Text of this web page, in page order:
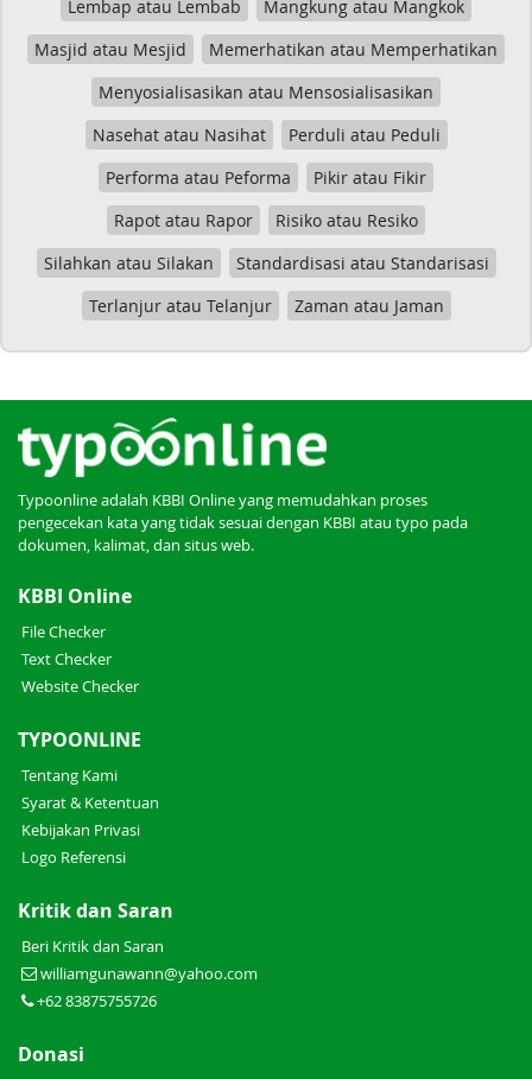
Lembap atau Lembab
Mangkung atau Mangkok
Masjid atau Mesjid
Memerhatikan atau Memperhatikan
Menyosialisasikan atau Mensosialisasikan
Nasehat atau Nasihat
Perduli atau Peduli
Performa atau Peforma
Pikir atau Fikir
Rapot atau Rapor
Risiko atau Resiko
Silahkan atau Silakan
Standardisasi atau Standarisasi
Terlanjur atau Telanjur
Zaman atau Jaman
Typoonline adalah KBBI Online yang memudahkan proses
pengecekan kata yang tidak sesuai dengan KBBI atau typo pada
dokumen, kalimat, dan situs web.
KBBI Online
File Checker
Text Checker
Website Checker
TYPOONLINE
Tentang Kami
Syarat & Ketentuan
Kebijakan Privasi
Logo Referensi
Kritik dan Saran
Beri Kritik dan Saran
williamgunawann@yahoo.com
+62 83875755726
Donasi